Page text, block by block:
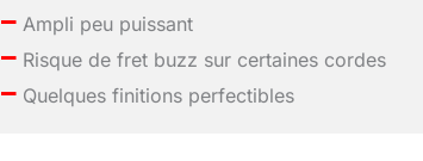
– Ampli peu puissant
– Risque de fret buzz sur certaines cordes
– Quelques finitions perfectibles